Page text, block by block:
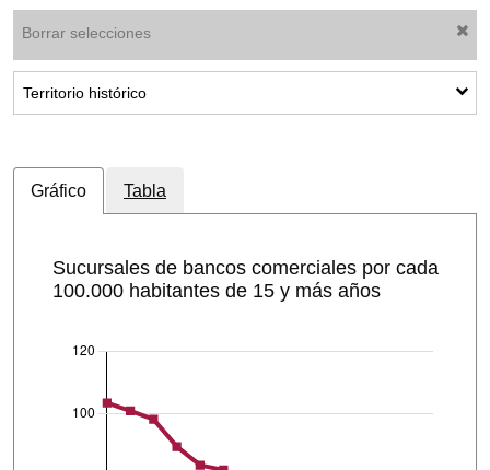
Borrar selecciones
Territorio históricoMostrar subcategorías: Territorio histórico
Gráfico Tabla
Sucursales de bancos comerciales por cada
100.000 habitantes de 15 y más años